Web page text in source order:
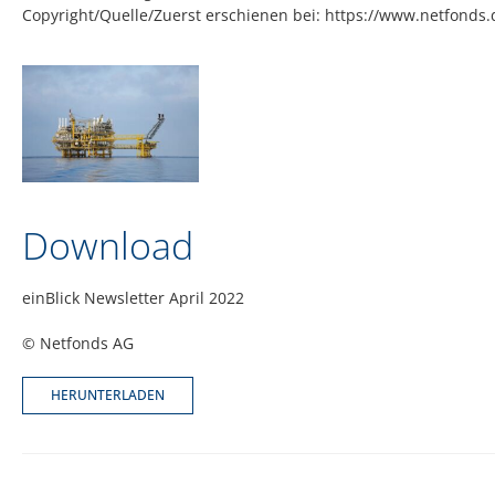
Copyright/Quelle/Zuerst erschienen bei: https://
Download
einBlick Newsletter April 2022
© Netfonds AG
HERUNTERLADEN